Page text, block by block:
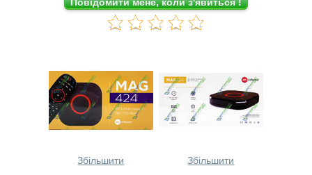
Збільшити Збільшити